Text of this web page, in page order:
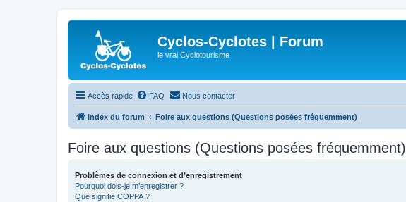
Cyclos-Cyclotes | Forum
le vrai Cyclotourisme
Accès rapide FAQ Nous contacter
Index du forum Foire aux questions (Questions posées fréquemment)
Foire aux questions (Questions posées fréquemment)
Problèmes de connexion et d’enregistrement
Pourquoi dois-je m’enregistrer ?
Que signifie COPPA ?